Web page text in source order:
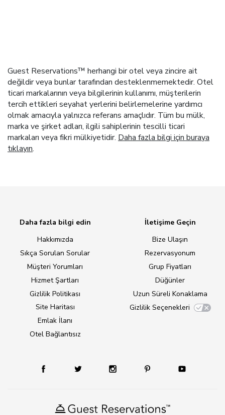
Guest Reservations™ herhangi bir otel veya zincire ait
değildir veya bunlar tarafından desteklenmemektedir. Otel
ticari markalarının veya bilgilerinin kullanımı, müşterilerin
tercih ettikleri seyahat yerlerini belirlemelerine yardımcı
olmak amacıyla yalnızca referans amaçlıdır. Tüm bu mülk,
marka ve şirket adları, ilgili sahiplerinin tescilli ticari
markaları veya fikri mülkiyetidir. Daha fazla bilgi için buraya
tıklayın.
Daha fazla bilgi edin
Hakkımızda
Sıkça Sorulan Sorular
Müşteri Yorumları
Hizmet Şartları
Gizlilik Politikası
Site Haritası
Emlak İlanı
Otel Bağlantısız
İletişime Geçin
Bize Ulaşın
Rezervasyonum
Grup Fiyatları
Düğünler
Uzun Süreli Konaklama
Gizlilik Seçenekleri